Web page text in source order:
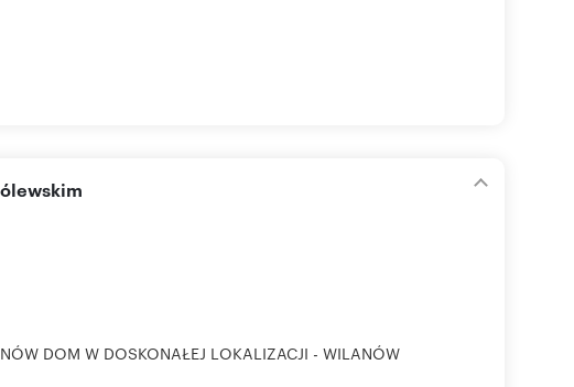
DOM W DOSKONAŁEJ LOKALIZACJI - WILANÓW